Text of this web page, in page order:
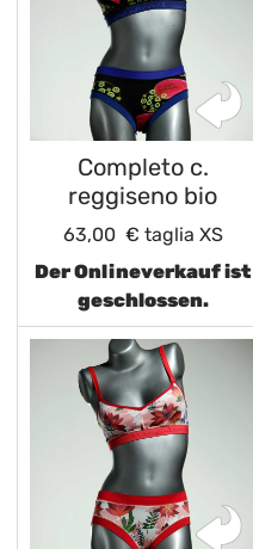
Completo c.
reggiseno bio
63,00 € taglia XS
Der Onlineverkauf ist
geschlossen.